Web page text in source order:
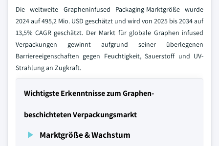
Die weltweite Grapheninfused Packaging-Marktgröße wurde
2024 auf 495,2 Mio. USD geschätzt und wird von 2025 bis 2034 auf
13,5% CAGR geschätzt. Der Markt für globale Graphen infused
Verpackungen gewinnt aufgrund seiner überlegenen
Barriereeigenschaften gegen Feuchtigkeit, Sauerstoff und UV-
Strahlung an Zugkraft.
Wichtigste Erkenntnisse zum Graphen-
beschichteten Verpackungsmarkt
Marktgröße & Wachstum